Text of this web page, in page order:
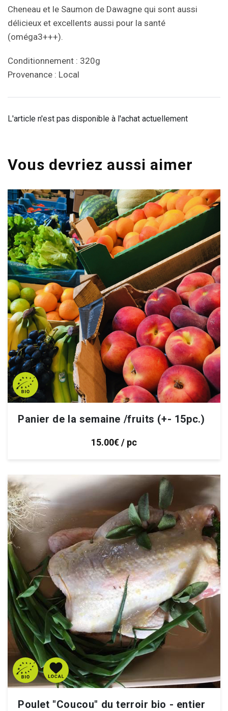
Cheneau et le Saumon de Dawagne qui sont aussi
délicieux et excellents aussi pour la santé
(oméga3+++).
Conditionnement : 320g
Provenance : Local
L'article n'est pas disponible à l'achat actuellement
Vous devriez aussi aimer
Panier de la semaine /fruits (+- 15pc.)
15.00€ / pc
Poulet "Coucou" du terroir bio - entier